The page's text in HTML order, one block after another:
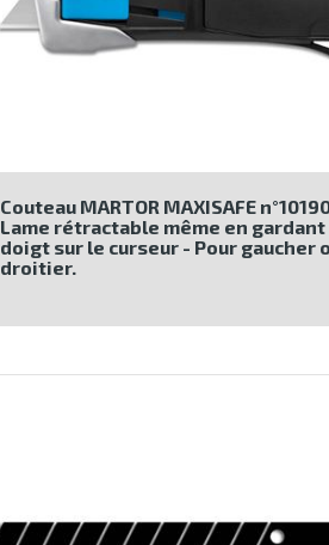
Couteau MARTOR MAXISAFE
Lame rétractable même en gardant
doigt sur le curseur - Pour gaucher
droitier.